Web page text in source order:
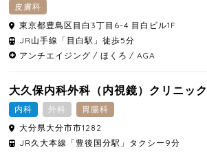
皮膚科
東京都豊島区目白3丁目6-4 目白ビル1F
JR山手線「目白駅」徒歩5分
アンチエイジング
ほくろ AGA
大久保内科外科（内視鏡）クリニック
内科 外科
胃腸科
大分県大分市市1282
JR久大本線「豊後国分駅」タクシー9分